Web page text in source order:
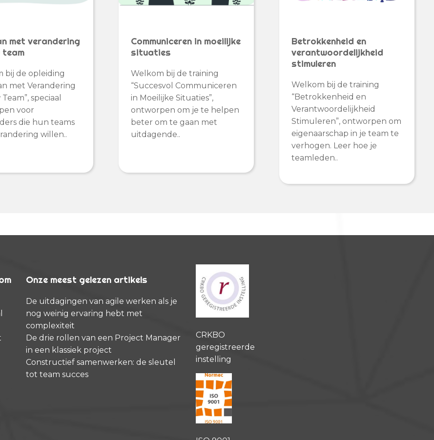
met verandering
team
bij de opleiding
met Verandering
speciaal
voor
die hun teams
willen..
Communiceren in moeilijke
situaties
Welkom bij de training
“Succesvol Communiceren
in Moeilijke Situaties”,
ontworpen om je te helpen
beter om te gaan met
uitdagende..
Betrokkenheid en
verantwoordelijkheid
stimuleren
Welkom bij de training
“Betrokkenheid en
Verantwoordelijkheid
Stimuleren”, ontworpen om
eigenaarschap in je team te
verhogen. Leer hoe je
teamleden..
Onze meest gelezen artikels
De uitdagingen van agile werken als je
nog weinig ervaring hebt met
complexiteit
De drie rollen van een Project Manager
in een klassiek project
Constructief samenwerken: de sleutel
tot team succes
CRKBO
geregistreerde
instelling